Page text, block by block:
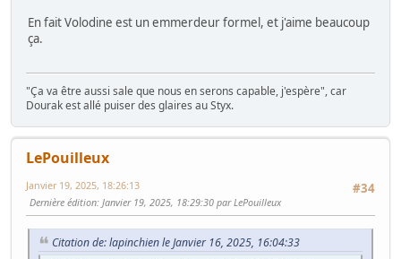
En fait Volodine est un emmerdeur formel, et j'aime beaucoup
ça.
"Ça va être aussi sale que nous en serons capable, j'espère", car
Dourak est allé puiser des glaires au Styx.
LePouilleux
#34
Janvier 19, 2025, 18:26:13
Dernière édition: Janvier 19, 2025, 18:29:30 par LePouilleux
Citation de: lapinchien le Janvier 16, 2025, 16:04:33